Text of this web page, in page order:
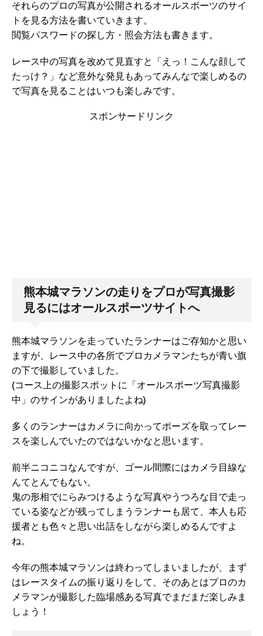
それらのプロの写真が公開されるオールスポーツのサイ
トを見る方法を書いていきます。
閲覧パスワードの探し方・照会方法も書きます。
レース中の写真を改めて見直すと「えっ！こんな顔して
たっけ？」など意外な発見もあってみんなで楽しめるの
で写真を見ることはいつも楽しみです。
スポンサードリンク
熊本城マラソンの走りをプロが写真撮影
見るにはオールスポーツサイトへ
熊本城マラソンを走っていたランナーはご存知かと思い
ますが、レース中の各所でプロカメラマンたちが青い旗
の下で撮影していました。
(コース上の撮影スポットに「オールスポーツ写真撮影
中」のサインがありましたよね)
多くのランナーはカメラに向かってポーズを取ってレー
スを楽しんでいたのではないかなと思います。
前半ニコニコなんですが、ゴール間際にはカメラ目線な
んてとんでもない。
鬼の形相でにらみつけるような写真やうつろな目で走っ
ている姿などが残ってしまうランナーも居て、本人も応
援者とも色々と思い出話をしながら楽しめるんですよ
ね。
今年の熊本城マラソンは終わってしまいましたが、まず
はレースタイムの振り返りをして、そのあとはプロのカ
メラマンが撮影した臨場感ある写真でまだまだ楽しみま
しょう！